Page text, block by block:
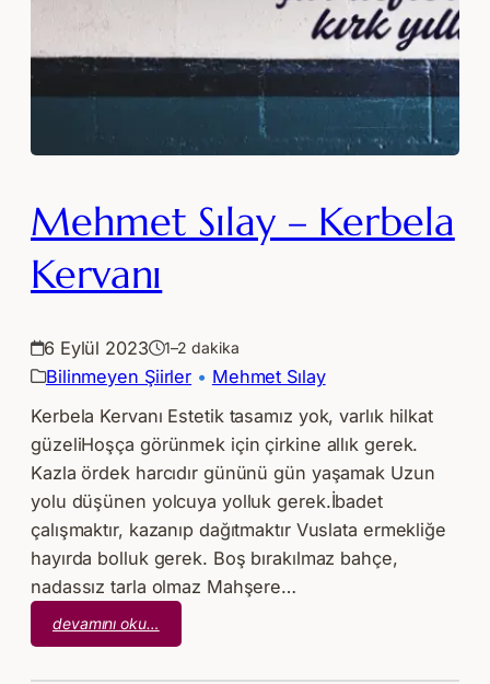
Mehmet Sılay – Kerbela
Kervanı
6 Eylül 2023 1–2 dakika
Bilinmeyen Şiirler • Mehmet Sılay
Kerbela Kervanı Estetik tasamız yok, varlık hilkat
güzeliHoşça görünmek için çirkine allık gerek.
Kazla ördek harcıdır gününü gün yaşamak Uzun
yolu düşünen yolcuya yolluk gerek.İbadet
çalışmaktır, kazanıp dağıtmaktır Vuslata ermekliğe
hayırda bolluk gerek. Boş bırakılmaz bahçe,
nadassız tarla olmaz Mahşere…
devamını oku…
Mehmet